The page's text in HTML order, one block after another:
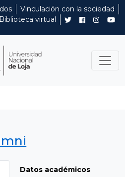
Vinculación con la sociedad
Biblioteca virtual
Datos académicos